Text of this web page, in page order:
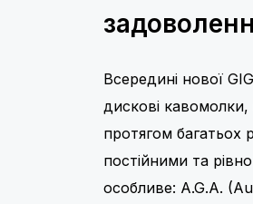
Всередині нової
дискові
протягом багатьох
постійними та
особливе: A.G.A.